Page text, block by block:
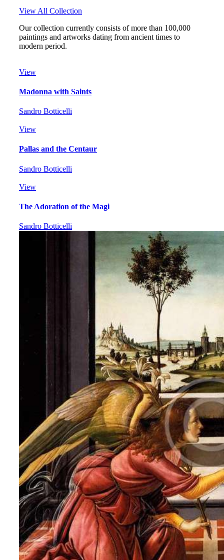
View All Collection
Our collection currently consists of more than 100,000
paintings and artworks dating from ancient times to
modern period.
View
Madonna with Saints
Sandro Botticelli
View
Pallas and the Centaur
Sandro Botticelli
View
The Adoration of the Magi
Sandro Botticelli